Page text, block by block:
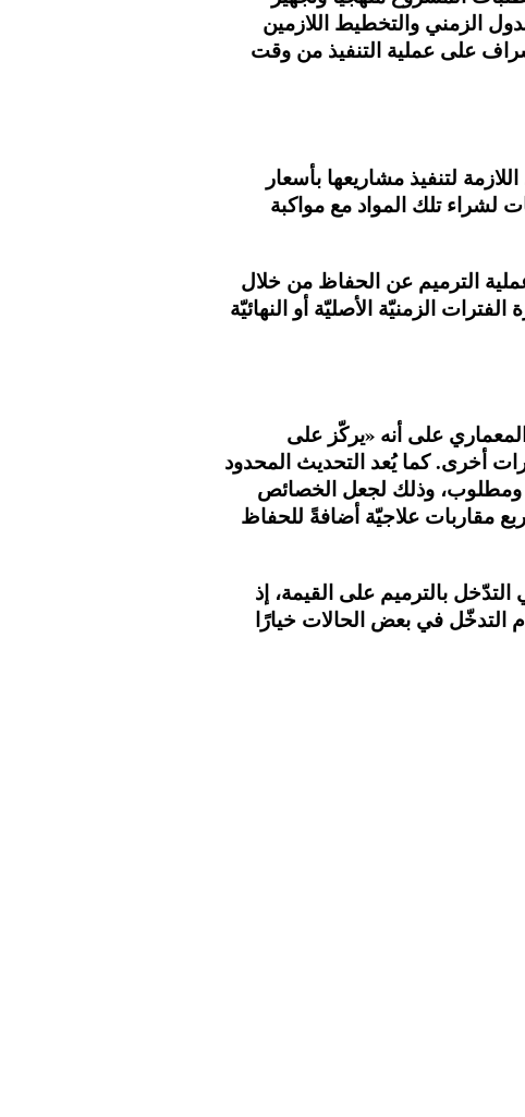
الزمني والتخطيط اللازمين
على عملية التنفيذ من وقت
لتنفيذ مشاريعها بأسعار
لشراء تلك المواد مع مواكبة
الترميم عن الحفاظ من خلال
الزمنيّة الأصليّة أو النهائيّة
على أنه «يركّز على
أخرى. كما يُعد التحديث المحدود
ومطلوب، وذلك لجعل الخصائص
مقاربات علاجيّة أضافةً للحفاظ
بالترميم على القيمة، إذ
التدخّل في بعض الحالات خيارًا